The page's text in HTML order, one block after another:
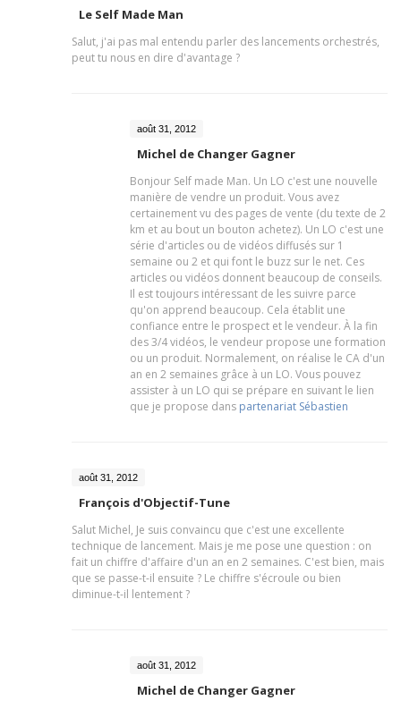
Le Self Made Man
Salut, j'ai pas mal entendu parler des lancements orchestrés,
peut tu nous en dire d'avantage ?
août 31, 2012
Michel de Changer Gagner
Bonjour Self made Man. Un LO c'est une nouvelle
manière de vendre un produit. Vous avez
certainement vu des pages de vente (du texte de 2
km et au bout un bouton achetez). Un LO c'est une
série d'articles ou de vidéos diffusés sur 1
semaine ou 2 et qui font le buzz sur le net. Ces
articles ou vidéos donnent beaucoup de conseils.
Il est toujours intéressant de les suivre parce
qu'on apprend beaucoup. Cela établit une
confiance entre le prospect et le vendeur. À la fin
des 3/4 vidéos, le vendeur propose une formation
ou un produit. Normalement, on réalise le CA d'un
an en 2 semaines grâce à un LO. Vous pouvez
assister à un LO qui se prépare en suivant le lien
que je propose dans partenariat Sébastien
août 31, 2012
François d'Objectif-Tune
Salut Michel, Je suis convaincu que c'est une excellente
technique de lancement. Mais je me pose une question : on
fait un chiffre d'affaire d'un an en 2 semaines. C'est bien, mais
que se passe-t-il ensuite ? Le chiffre s'écroule ou bien
diminue-t-il lentement ?
août 31, 2012
Michel de Changer Gagner